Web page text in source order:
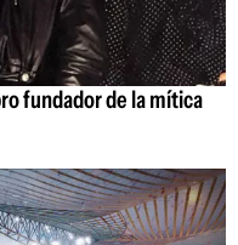
fundador de la mítica